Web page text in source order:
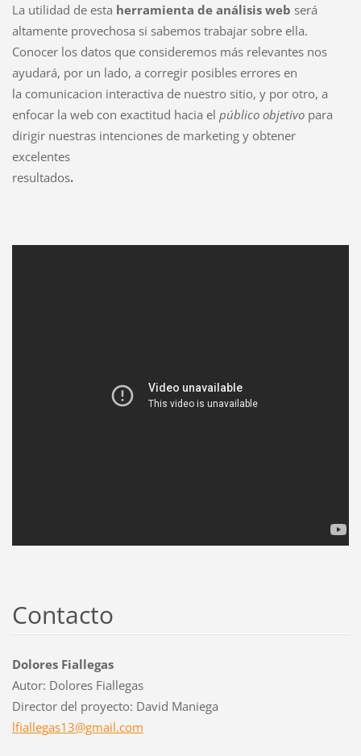
La utilidad de esta herramienta de análisis web será
altamente provechosa si sabemos trabajar sobre ella.
Conocer los datos que consideremos más relevantes nos
ayudará, por un lado, a corregir posibles errores en
la comunicacion interactiva de nuestro sitio, y por otro, a
enfocar la web con exactitud hacia el público objetivopara
dirigir nuestras intenciones de marketing y obtener
excelentes
resultados.
Contacto
Dolores Fiallegas
Autor: Dolores Fiallegas
Director del proyecto: David Maniega
lfiallegas13@gmail.com